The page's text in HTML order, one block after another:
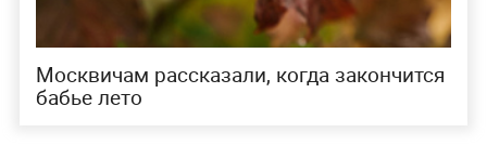
Москвичам рассказали, когда закончится
бабье лето